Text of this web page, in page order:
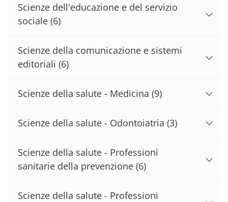
Scienze dell'educazione e del servizio
sociale (6)
Scienze della comunicazione e sistemi
editoriali (6)
Scienze della salute - Medicina (9)
Scienze della salute - Odontoiatria (3)
Scienze della salute - Professioni
sanitarie della prevenzione (6)
Scienze della salute - Professioni